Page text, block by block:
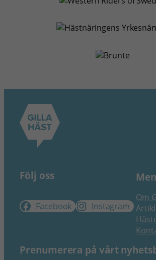
Följ oss
Facebook Instagram
Om
Prenumerera på vårt